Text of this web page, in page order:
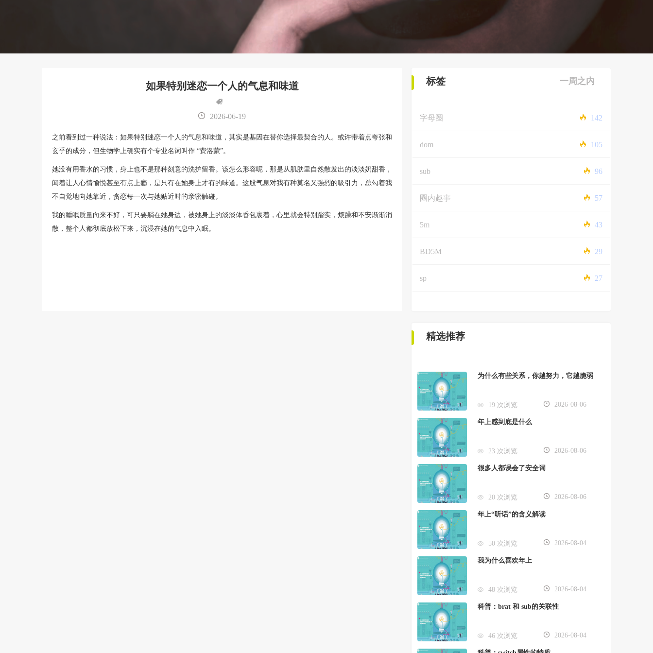
如果特别迷恋一个人的气息和味道
2026-06-19
之前看到过一种说法：如果特别迷恋一个人的气息和味道，其实是基因在替你选择最契合的人。或许带着点夸张和
玄乎的成分，但生物学上确实有个专业名词叫作 “费洛蒙”。
她没有用香水的习惯，身上也不是那种刻意的洗护留香。该怎么形容呢，那是从肌肤里自然散发出的淡淡奶甜香，
闻着让人心情愉悦甚至有点上瘾，是只有在她身上才有的味道。这股气息对我有种莫名又强烈的吸引力，总勾着我
不自觉地向她靠近，贪恋每一次与她贴近时的亲密触碰。
我的睡眠质量向来不好，可只要躺在她身边，被她身上的淡淡体香包裹着，心里就会特别踏实，烦躁和不安渐渐消
散，整个人都彻底放松下来，沉浸在她的气息中入眠。
标签 一周之内
字母圈 142
dom 105
sub 96
圈内趣事 57
5m 43
BD5M 29
sp 27
精选推荐
为什么有些关系，你越努力，它越脆弱
19 次浏览 2026-08-06
年上感到底是什么
23 次浏览 2026-08-06
很多人都误会了安全词
20 次浏览 2026-08-06
年上“听话”的含义解读
50 次浏览 2026-08-04
我为什么喜欢年上
48 次浏览 2026-08-04
科普：brat 和 sub的关联性
46 次浏览 2026-08-04